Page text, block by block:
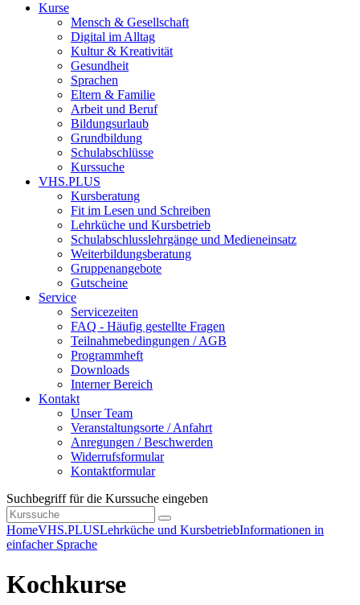
Kurse
Mensch & Gesellschaft
Digital im Alltag
Kultur & Kreativität
Gesundheit
Sprachen
Eltern & Familie
Arbeit und Beruf
Bildungsurlaub
Grundbildung
Schulabschlüsse
Kurssuche
VHS.PLUS
Kursberatung
Fit im Lesen und Schreiben
Lehrküche und Kursbetrieb
Schulabschlusslehrgänge und Medieneinsatz
Weiterbildungsberatung
Gruppenangebote
Gutscheine
Service
Servicezeiten
FAQ - Häufig gestellte Fragen
Teilnahmebedingungen / AGB
Programmheft
Downloads
Interner Bereich
Kontakt
Unser Team
Veranstaltungsorte / Anfahrt
Anregungen / Beschwerden
Widerrufsformular
Kontaktformular
Suchbegriff für die Kurssuche eingeben
HomeVHS.PLUSLehrküche und KursbetriebInformationen in
einfacher Sprache
Kochkurse